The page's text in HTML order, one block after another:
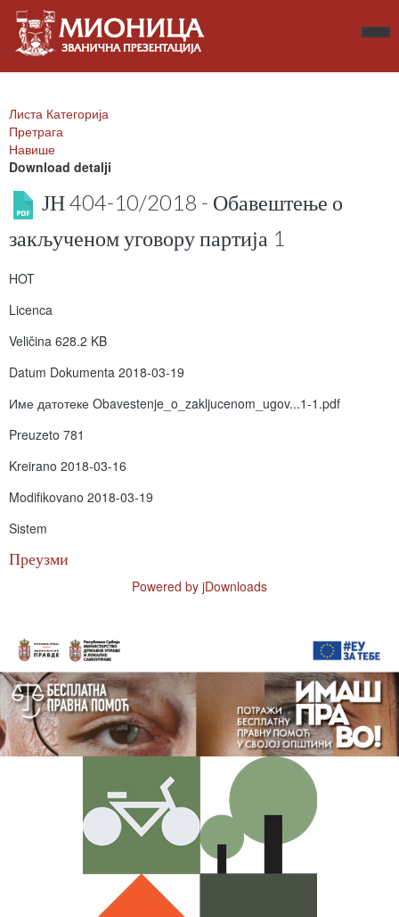
Листа Категорија
Претрага
Навише
Download detalji
ЈН 404-10/2018 - Обавештење о
закљученом уговору партија 1
HOT
Licenca
Veličina 628.2 KB
Datum Dokumenta 2018-03-19
Име датотеке Obavestenje_o_zakljucenom_ugov...1-1.pdf
Preuzeto 781
Kreirano 2018-03-16
Modifikovano 2018-03-19
Sistem
Преузми
Powered by jDownloads